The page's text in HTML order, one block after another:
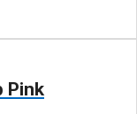
Pink